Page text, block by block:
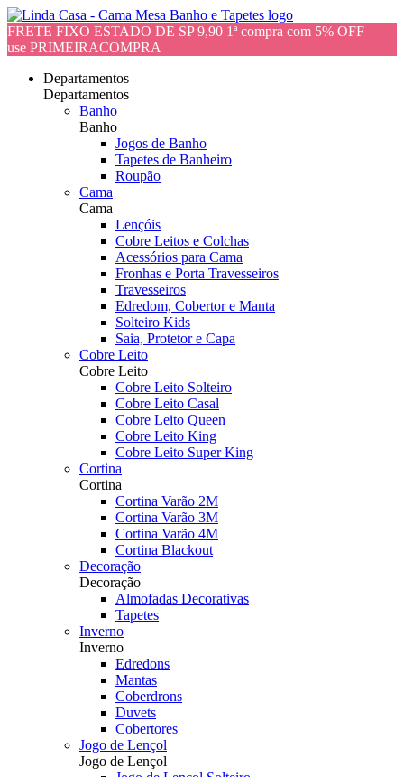
FRETE FIXO ESTADO DE SP 9,90 1ª compra com 5% OFF —
use PRIMEIRACOMPRA
Departamentos
Departamentos
Banho
Banho
Jogos de Banho
Tapetes de Banheiro
Roupão
Cama
Cama
Lençóis
Cobre Leitos e Colchas
Acessórios para Cama
Fronhas e Porta Travesseiros
Travesseiros
Edredom, Cobertor e Manta
Solteiro Kids
Saia, Protetor e Capa
Cobre Leito
Cobre Leito
Cobre Leito Solteiro
Cobre Leito Casal
Cobre Leito Queen
Cobre Leito King
Cobre Leito Super King
Cortina
Cortina
Cortina Varão 2M
Cortina Varão 3M
Cortina Varão 4M
Cortina Blackout
Decoração
Decoração
Almofadas Decorativas
Tapetes
Inverno
Inverno
Edredons
Mantas
Coberdrons
Duvets
Cobertores
Jogo de Lençol
Jogo de Lençol